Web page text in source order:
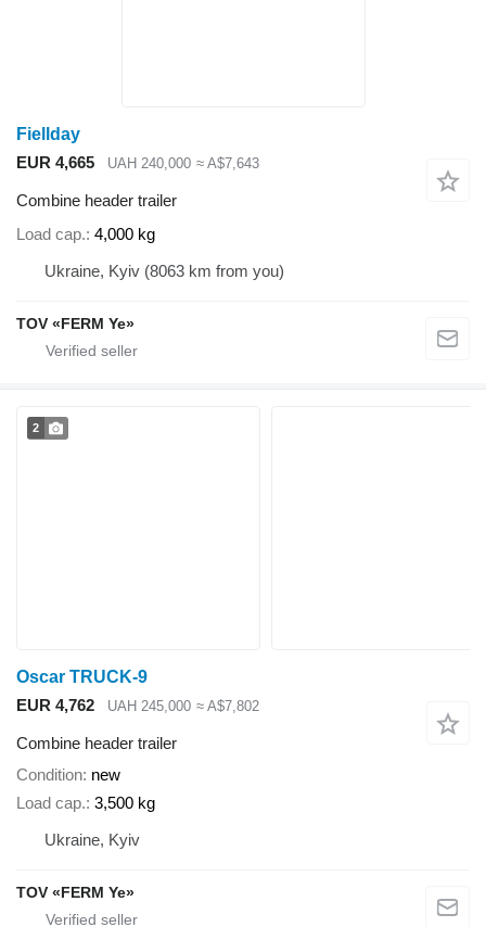
Fiellday
EUR 4,665
UAH 240,000 ≈ A$7,643
Combine header trailer
Load cap. 4,000 kg
Ukraine, Kyiv (8063 km from you)
TOV «FERM Ye»
2
Oscar TRUCK-9
EUR 4,762
UAH 245,000 ≈ A$7,802
Combine header trailer
Condition new
Load cap. 3,500 kg
Ukraine, Kyiv
TOV «FERM Ye»